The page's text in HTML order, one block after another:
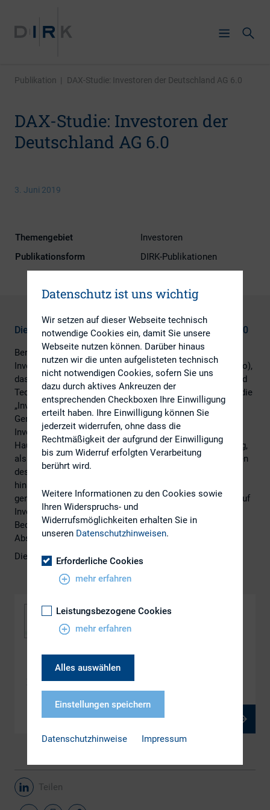
Publikation | DAX-Studie: Investoren der Deutschland AG 6.0
DAX-Studie: Investoren der
Deutschland AG 6.0
3. Juni 2019
Themengebiet
Investoren
Publikationsform
DIRK-Publikationen
Die Aktionärsstruktur des deutschen Leitindex DAX 30
Bereits zum sechsten Mal haben der DIRK – Deutscher
Investor Relations Verband und IHS Markit (ehemals Ipreo),
das global führende Investor Relations (IR) Beratungs- und
Technologieunternehmen, in der gemeinsamen Marktstudie
„Investoren der Deutschland AG 6.0“ – „Who owns the
German DAX?“ die Strukturveränderungen der
Investorenlandschaft des DAX analysiert. Das
Hauptaugenmerk der Studie lag sowohl auf der Verteilung,
als auch speziell auf den Veränderungen und Mittelflüssen
des institutionellen Streubesitzes der DAX-Emittenten
hinsichtlich Geografie, Investment Stil sowie den meist
genutzten Handelsplätzen. Hierbei wurden Investments auf
Investorengruppenebene, von Staatsfonds sowie die
Bedeutung von extra-finanziellen Kriterien und das
Abstimmverhalten von Investoren näher untersucht.
Die Pressemitteilung finden Sie
DOWNLOAD
DAX-Studie: Investoren der Deutschland AG 6.0
Teilen
Datenschutz ist uns wichtig
Wir setzen auf dieser Webseite technisch
notwendige Cookies ein, damit Sie unsere
Webseite nutzen können. Darüber hinaus
nutzen wir die unten aufgelisteten technisch
nicht notwendigen Cookies, sofern Sie uns
dazu durch aktives Ankreuzen der
entsprechenden Checkboxen Ihre Einwilligung
erteilt haben. Ihre Einwilligung können Sie
jederzeit widerrufen, ohne dass die
Rechtmäßigkeit der aufgrund der Einwilligung
bis zum Widerruf erfolgten Verarbeitung
berührt wird.
Weitere Informationen zu den Cookies sowie
Ihren Widerspruchs- und
Widerrufsmöglichkeiten erhalten Sie in
unseren Datenschutzhinweisen.
Erforderliche Cookies
mehr erfahren
Leistungsbezogene Cookies
mehr erfahren
Alles auswählen
Einstellungen speichern
Datenschutzhinweise Impressum